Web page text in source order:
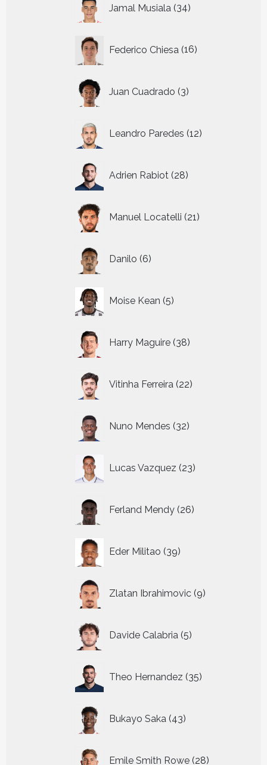
Jamal Musiala 34
producten
Federico Chiesa 16
producten
Juan Cuadrado 3
producten
Leandro Paredes 12
producten
Adrien Rabiot 28
producten
Manuel Locatelli 21
producten
Danilo 6
producten
Moise Kean 5
producten
Harry Maguire 38
producten
Vitinha Ferreira 22
producten
Nuno Mendes 32
producten
Lucas Vazquez 23
producten
Ferland Mendy 26
producten
Eder Militao 39
producten
Zlatan Ibrahimovic 9
producten
Davide Calabria 5
producten
Theo Hernandez 35
producten
Bukayo Saka 43
producten
Emile Smith Rowe 28